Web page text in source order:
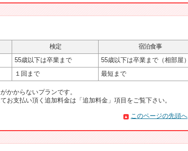
検定
宿泊食事
55歳以下は卒業まで
55歳以下は卒業まで（相部屋）
１回まで 最短まで
かからないプランです。
支払い頂く追加料金は「追加料金」項目をご覧下さい。
このページの先頭へ